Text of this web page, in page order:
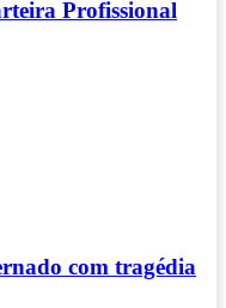
Profissional
com tragédia